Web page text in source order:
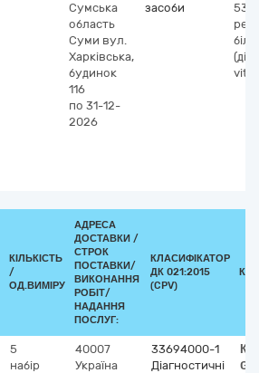
Сумська
область
Суми вул.
Харківська,
будинок
116
по 31-12-
2026
засоби
КІЛЬКІСТЬ
/
ОД.ВИМІРУ
АДРЕСА
ДОСТАВКИ /
СТРОК
ПОСТАВКИ/
ВИКОНАННЯ
РОБІТ/
НАДАННЯ
ПОСЛУГ:
КЛАСИФІКАТОР
ДК 021:2015
(CPV)
5
набір
40007
Україна
33694000-1
Діагностичні